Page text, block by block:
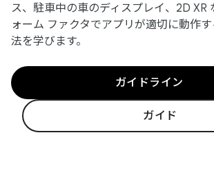
ス、駐車中の車のディスプレイ、2D XR
ォーム ファクタでアプリが適切に動作
法を学びます。
ガイドライン
ガイド